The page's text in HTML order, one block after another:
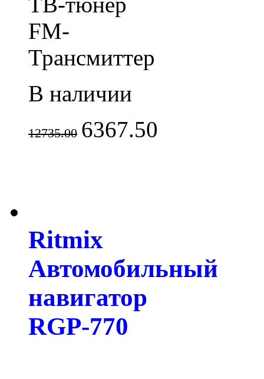
FM-
Трансмиттер
В наличии
12735.00 6367.50
Ritmix
Автомобильный
навигатор
RGP-770